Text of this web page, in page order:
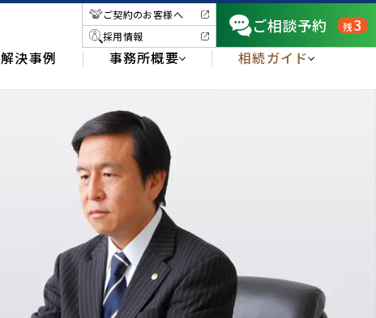
ご契約のお客様へ
採用情報
ご相談予約 残3
解決事例 事務所概要 相続ガイド